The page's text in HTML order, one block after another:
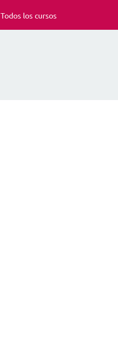
Todos los cursos